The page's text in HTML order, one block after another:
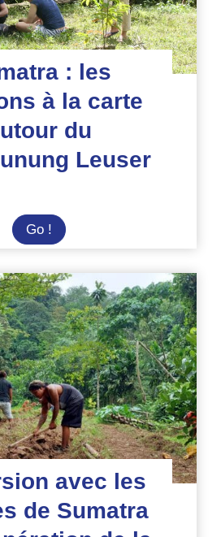
: les
à la carte
du
Leuser
Go ! Sumatra
:
les
missions
à
la
carte
autour
du
parc Gunung
Leuser
avec les
de Sumatra